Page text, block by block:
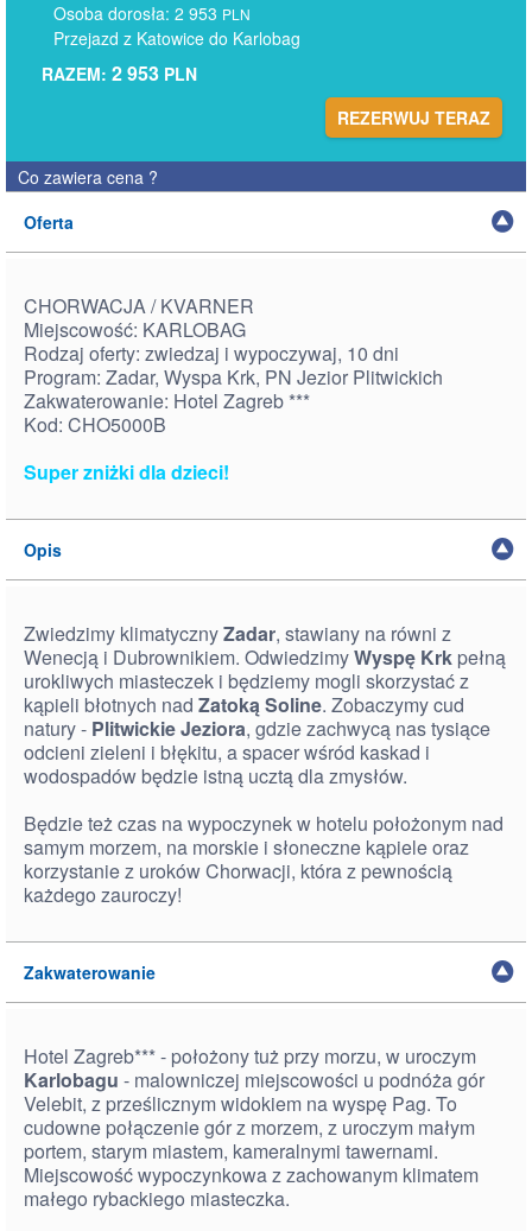
Osoba dorosła: 2 953 PLN
Przejazd z Katowice do Karlobag
RAZEM: 2 953 PLN
REZERWUJ TERAZ
Co zawiera cena ?
Oferta
CHORWACJA / KVARNER
Miejscowość: KARLOBAG
Rodzaj oferty: zwiedzaj i wypoczywaj, 10 dni
Program: Zadar, Wyspa Krk, PN Jezior Plitwickich
Zakwaterowanie: Hotel Zagreb ***
Kod: CHO5000B
Super zniżki dla dzieci!
Opis
Zwiedzimy klimatycznyZadar, stawiany na równi z
Wenecją i Dubrownikiem. OdwiedzimyWyspę Krk pełną
urokliwych miasteczek i będziemy mogli skorzystać z
kąpieli błotnych nad Zatoką Soline. Zobaczymy cud
natury - Plitwickie Jeziora, gdzie zachwycą nas tysiące
odcieni zieleni i błękitu, a spacer wśród kaskad i
wodospadów będzie istną ucztą dla zmysłów.
Będzie też czas na wypoczynek w hotelu położonym nad
samym morzem, na morskie i słoneczne kąpiele oraz
korzystanie z uroków Chorwacji, która z pewnością
każdego zauroczy!
Zakwaterowanie
Hotel Zagreb*** - położony tuż przy morzu, w uroczym
Karlobagu - malowniczej miejscowości u podnóża gór
Velebit, z prześlicznym widokiem na wyspę Pag. To
cudowne połączenie gór z morzem, z uroczym małym
portem, starym miastem, kameralnymi tawernami.
Miejscowość wypoczynkowa z zachowanym klimatem
małego rybackiego miasteczka.